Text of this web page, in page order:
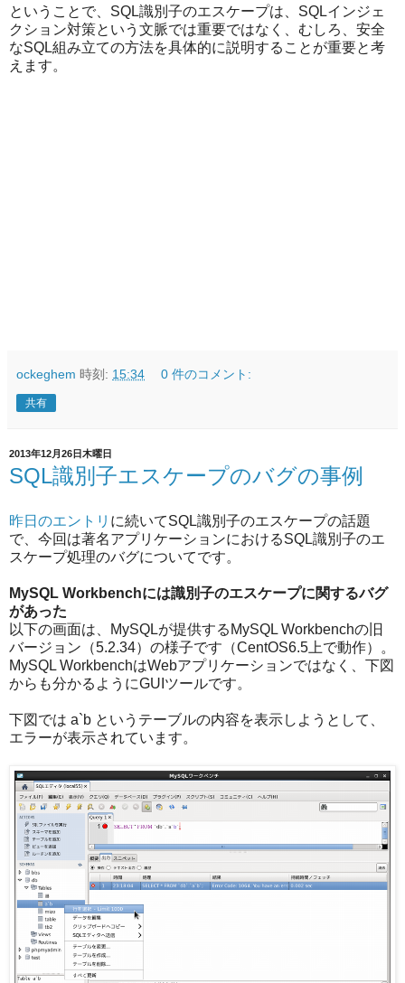
ということで、SQL識別子のエスケープは、SQLインジェ
クション対策という文脈では重要ではなく、むしろ、安全
なSQL組み立ての方法を具体的に説明することが重要と考
えます。
ockeghem 時刻: 15:34 0 件のコメント:
共有
2013年12月26日木曜日
SQL識別子エスケープのバグの事例
昨日のエントリ に続いてSQL識別子のエスケープの話題
で、今回は著名アプリケーションにおけるSQL識別子のエ
スケープ処理のバグについてです。
MySQL Workbenchには識別子のエスケープに関するバグ
があった
以下の画面は、MySQLが提供するMySQL Workbenchの旧
バージョン（5.2.34）の様子です（CentOS6.5上で動作）。
MySQL WorkbenchはWebアプリケーションではなく、下図
からも分かるようにGUIツールです。
下図では a`b というテーブルの内容を表示しようとして、
エラーが表示されています。